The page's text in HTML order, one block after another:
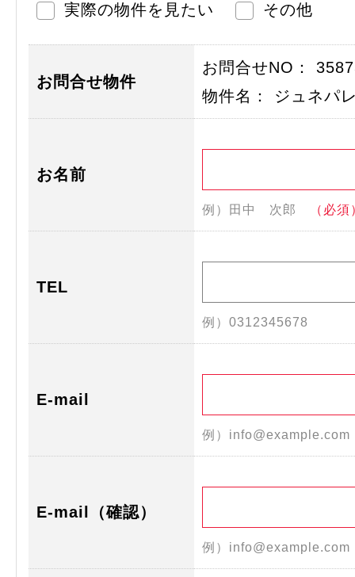
実際の物件を見たい
その他
お問合せ物件
お問合せNO：
物件名： ジュネパ
お名前
例）田中 次郎 （必須
TEL
例）0312345678
E-mail
例）
E-mail（確認）
例）